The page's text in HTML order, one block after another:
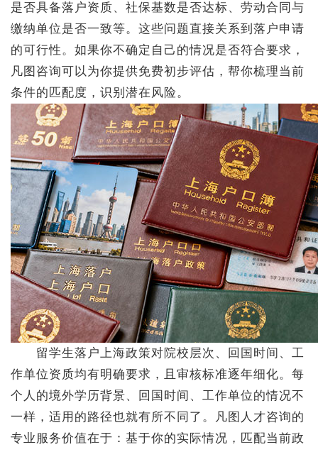
是否具备落户资质、社保基数是否达标、劳动合同与
缴纳单位是否一致等。这些问题直接关系到落户申请
的可行性。如果你不确定自己的情况是否符合要求，
凡图咨询可以为你提供免费初步评估，帮你梳理当前
条件的匹配度，识别潜在风险。
留学生落户上海政策对院校层次、回国时间、工
作单位资质均有明确要求，且审核标准逐年细化。每
个人的境外学历背景、回国时间、工作单位的情况不
一样，适用的路径也就有所不同了。凡图人才咨询的
专业服务价值在于：基于你的实际情况，匹配当前政